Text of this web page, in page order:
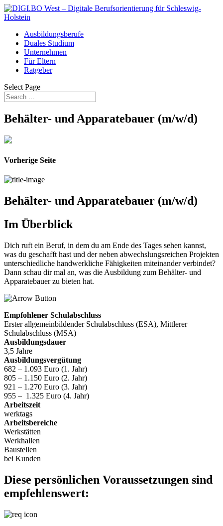
Ausbildungsberufe
Duales Studium
Unternehmen
Für Eltern
Ratgeber
Select Page
Behälter- und Apparatebauer (m/w/d)
Vorherige Seite
Behälter- und Apparatebauer (m/w/d)
Im Überblick
Dich ruft ein Beruf, in dem du am Ende des Tages sehen kannst,
was du geschafft hast und der neben abwechslungsreichen Projekten
unterschiedliche handwerkliche Fähigkeiten miteinander verbindet?
Dann schau dir mal an, was die Ausbildung zum Behälter- und
Apparatebauer zu bieten hat.
Empfohlener Schulabschluss
Erster allgemeinbildender Schulabschluss (ESA), Mittlerer
Schulabschluss (MSA)
Ausbildungsdauer
3,5 Jahre
Ausbildungsvergütung
682 – 1.093 Euro (1. Jahr)
805 – 1.150 Euro (2. Jahr)
921 – 1.270 Euro (3. Jahr)
955 – 1.325 Euro (4. Jahr)
Arbeitszeit
werktags
Arbeitsbereiche
Werkstätten
Werkhallen
Baustellen
bei Kunden
Diese persönlichen Voraussetzungen sind
empfehlenswert: